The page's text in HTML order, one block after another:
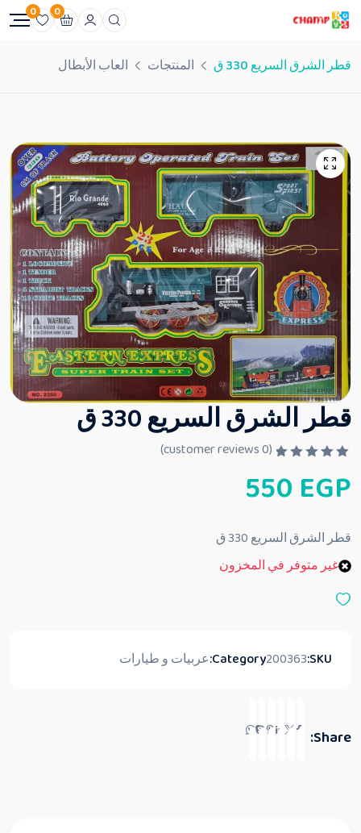
0
0
قطر الشرق السريع 330 ق المنتجات العاب الأبطال
قطر الشرق السريع 330 ق
م
ا
ي
م
ن
(
0
550 EGP
قطر الشرق السريع 330 ق
غير متوفر في المخزون
SKU:
200363
Category: عربيات و طيارات
Share: